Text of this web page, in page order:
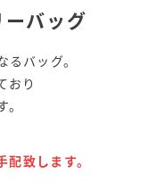
バッグ
バッグ。
おり
致します。